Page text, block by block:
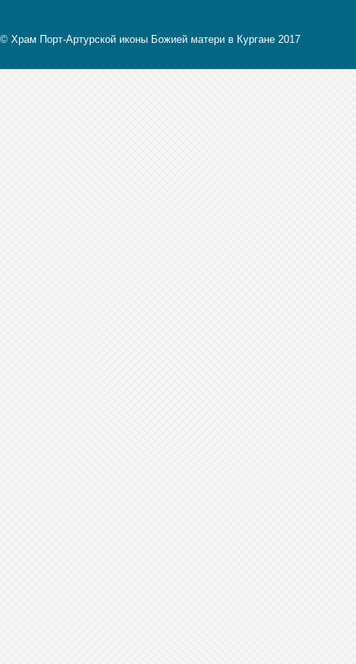
© Храм Порт-Артурской иконы Божией матери в Кургане 2017